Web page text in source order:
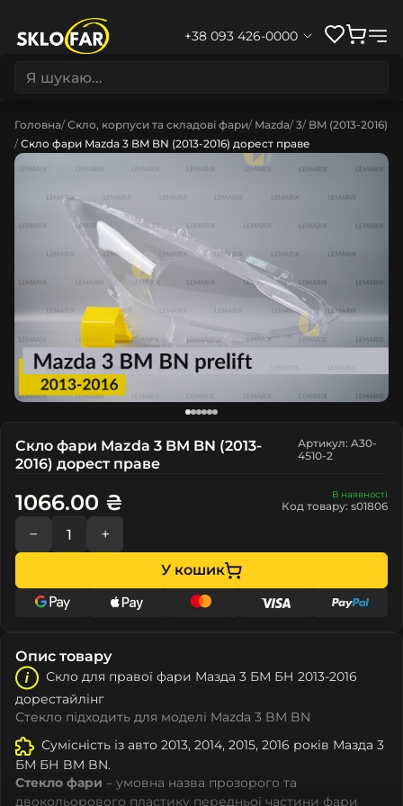
+38 093 426-0000
Головна Скло, корпуси та складові фари Mazda 3 BM (2013-2016)
Скло фари Mazda 3 BM BN (2013-2016) дорест праве
Скло фари Mazda 3 BM BN (2013-
2016) дорест праве
Артикул: A30-
4510-2
В наявності
Код товару: s01806
1066.00 ₴
− +
У кошик
Опис товару
Скло для правої фари Мазда 3 БМ БН 2013-2016
дорестайлінг
Стекло підходить для моделі Mazda 3 BM BN
Сумісність із авто 2013, 2014, 2015, 2016 років Мазда 3
БМ БН BM BN.
Стекло фари – умовна назва прозорого та
двокольорового пластику передньої частини фари